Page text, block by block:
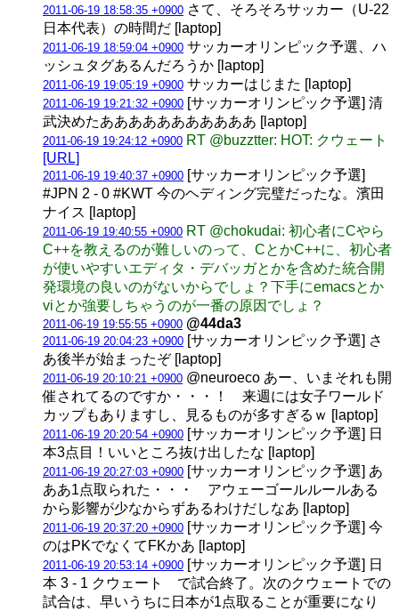
2011-06-19 18:58:35 +0900 さて、そろそろサッカー（U-22
日本代表）の時間だ [laptop]
2011-06-19 18:59:04 +0900 サッカーオリンピック予選、ハ
ッシュタグあるんだろうか [laptop]
2011-06-19 19:05:19 +0900 サッカーはじまた [laptop]
2011-06-19 19:21:32 +0900 [サッカーオリンピック予選] 清
武決めたあああああああああああ [laptop]
2011-06-19 19:24:12 +0900 RT @buzztter: HOT: クウェート
[URL]
2011-06-19 19:40:37 +0900 [サッカーオリンピック予選]
#JPN 2 - 0 #KWT 今のヘディング完璧だったな。濱田
ナイス [laptop]
2011-06-19 19:40:55 +0900 RT @chokudai: 初心者にCやら
C++を教えるのが難しいのって、CとかC++に、初心者
が使いやすいエディタ・デバッガとかを含めた統合開
発環境の良いのがないからでしょ？下手にemacsとか
viとか強要しちゃうのが一番の原因でしょ？
2011-06-19 19:55:55 +0900 @44da3
2011-06-19 20:04:23 +0900 [サッカーオリンピック予選] さ
あ後半が始まったぞ [laptop]
2011-06-19 20:10:21 +0900 @neuroeco あー、いまそれも開
催されてるのですか・・・！ 来週には女子ワールド
カップもありますし、見るものが多すぎるｗ [laptop]
2011-06-19 20:20:54 +0900 [サッカーオリンピック予選] 日
本3点目！いいところ抜け出したな [laptop]
2011-06-19 20:27:03 +0900 [サッカーオリンピック予選] あ
ああ1点取られた・・・ アウェーゴールルールある
から影響が少なからずあるわけだしなあ [laptop]
2011-06-19 20:37:20 +0900 [サッカーオリンピック予選] 今
のはPKでなくてFKかあ [laptop]
2011-06-19 20:53:14 +0900 [サッカーオリンピック予選] 日
本 3 - 1 クウェート で試合終了。次のクウェートでの
試合は、早いうちに日本が1点取ることが重要になり